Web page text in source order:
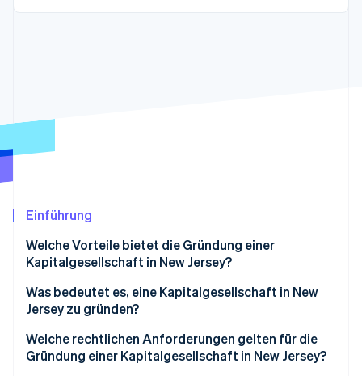
Online-Identitätsprüfung
Jetzt ansehen
Ecosystem
Einführung
Welche Vorteile bietet die Gründung einer
Kapitalgesellschaft in New Jersey?
Was bedeutet es, eine Kapitalgesellschaft in New
Jersey zu gründen?
Welche rechtlichen Anforderungen gelten für die
Gründung einer Kapitalgesellschaft in New Jersey?